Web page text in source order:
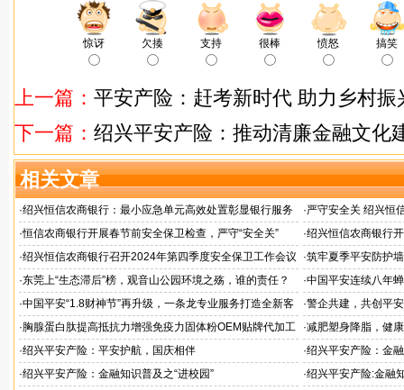
惊讶 欠揍 支持 很棒 愤怒 搞笑
上一篇： 平安产险：赶考新时代 助力乡村
下一篇： 绍兴平安产险：推动清廉金融文化
相关文章
·绍兴恒信农商银行：最小应急单元高效处置彰显银行服务
担当
·严守安全关 绍兴恒
检查
·恒信农商银行开展春节前安全保卫检查，严守“安全关” ·绍兴恒信农商银行
应急演练活动
·绍兴恒信农商银行召开2024年第四季度安全保卫工作会议 ·筑牢夏季平安防护
排查行动
·东莞上“生态滞后”榜，观音山公园环境之殇，谁的责任？ ·中国平安连续八年
品牌"
·中国平安“1.8财神节”再升级，一条龙专业服务打造全新客
户体验
·警企共建，共创平
人才专项培训
· 胸腺蛋白肽提高抵抗力增强免疫力固体粉OEM贴牌代加工
服务商
·减肥塑身降脂，健
服务商
·绍兴平安产险：平安护航，国庆相伴 ·绍兴平安产险：金
·绍兴平安产险：金融知识普及之“进校园” ·绍兴平安产险:金融